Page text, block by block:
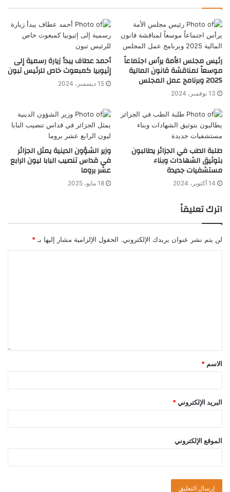
رئيس مجلس الأمة يرأس اجتماعاً
موسعاً لمناقشة قانون المالية
2025 وبرنامج عمل المجلس
13 نوفمبر، 2024
أحمد عطاف يبدأ زيارة رسمية إلى
إثيوبيا كمبعوث خاص للرئيس تبون
15 ديسمبر، 2024
طلبة الطب في الجزائر يطالبون
بتوثيق الشهادات وبناء
مستشفيات جديدة
14 أكتوبر، 2024
وزير الشؤون الدينية يمثل الجزائر
في قداس تنصيب البابا ليون الرابع
عشر بروما
18 مايو، 2025
اترك تعليقاً
لن يتم نشر عنوان بريدك الإلكتروني. الحقول الإلزامية مشار إليها بـ *
الاسم *
البريد الإلكتروني *
الموقع الإلكتروني